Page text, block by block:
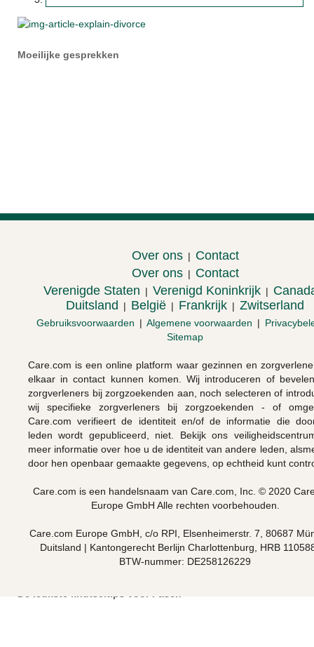
Moeilijke gesprekken
Hoe kan ik leesplezier bij mijn kinderen wekken?
Over ons | Contact
Over ons | Contact
Verenigde Staten | Verenigd Koninkrijk |
Duitsland
| België | Frankrijk | Zwitserland
Gebruiksvoorwaarden | Algemene voorwaarden |
Sitemap
Care.com is een online platform waar gezinnen en
elkaar in contact kunnen komen. Wij introduceren of
zorgverleners bij zorgzoekenden aan, noch selecteren of
wij specifieke zorgverleners bij zorgzoekenden - of
Care.com verifieert de identiteit en/of de informatie die
leden wordt gepubliceerd, niet. Bekijk ons
meer informatie over hoe u de identiteit van andere leden,
door hen openbaar gemaakte gegevens, op echtheid kunt
Care.com is een handelsnaam van Care.com, Inc. © 2020
Europe GmbH Alle rechten voorbehouden.
Care.com Europe GmbH, c/o RPI, Elsenheimerstr. 7, 80687
Duitsland | Kantongerecht Berlijn Charlottenburg, HRB
BTW-nummer: DE258126229